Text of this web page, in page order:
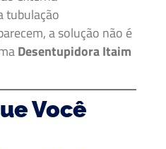
tubulação
a solução não é
Desentupidora Itaim
Você